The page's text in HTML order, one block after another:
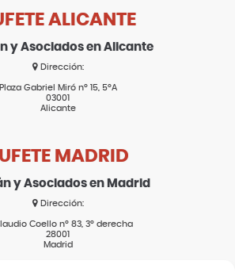
ALICANTE
y Asociados en Alicante
Dirección:
Plaza Gabriel Miró nº 15, 5ºA
03001
Alicante
MADRID
y Asociados en Madrid
Dirección:
Coello nº 83, 3º derecha
28001
Madrid